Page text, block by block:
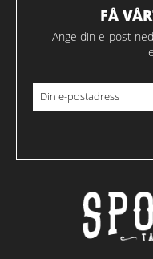
FÅ
Ange din e-post